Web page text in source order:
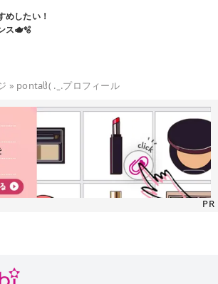
めしたい！
ス🫖🫧
» pontaჱ̒( . ̫ .プロフィール
PR